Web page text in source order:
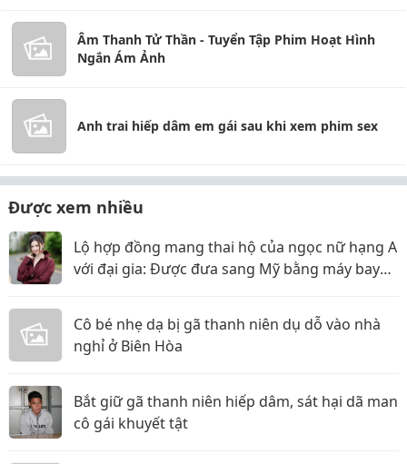
Âm Thanh Tử Thần - Tuyển Tập Phim Hoạt Hình
Ngắn Ám Ảnh
Anh trai hiếp dâm em gái sau khi xem phim sex
Được xem nhiều
Lộ hợp đồng mang thai hộ của ngọc nữ hạng A
với đại gia: Được đưa sang Mỹ bằng máy bay
Cô bé nhẹ dạ bị gã thanh niên dụ dỗ vào nhà
nghỉ ở Biên Hòa
Bắt giữ gã thanh niên hiếp dâm, sát hại dã man
cô gái khuyết tật